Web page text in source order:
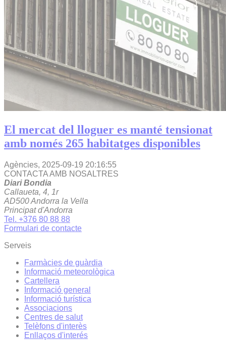
El mercat del lloguer es manté tensionat
amb només 265 habitatges disponibles
Agències, 2025-09-19 20:16:55
CONTACTA AMB NOSALTRES
Diari Bondia
Callaueta, 4, 1r
AD500 Andorra la Vella
Principat d'Andorra
Tel. +376 80 88 88
Formulari de contacte
Serveis
Farmàcies de guàrdia
Informació meteorològica
Cartellera
Informació general
Informació turística
Associacions
Centres de salut
Telèfons d'interès
Enllaços d'interés